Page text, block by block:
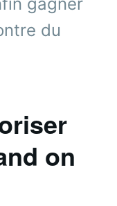
du
on